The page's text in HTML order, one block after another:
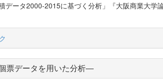
ータ2000-2015に基づく分析」『大阪商業大学
票データを用いた分析―